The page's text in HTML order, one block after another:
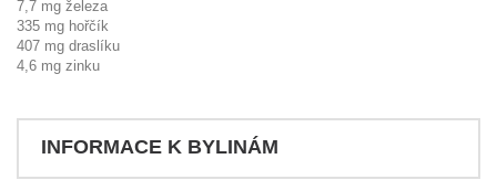
7,7 mg železa
335 mg hořčík
407 mg draslíku
4,6 mg zinku
INFORMACE K BYLINÁM